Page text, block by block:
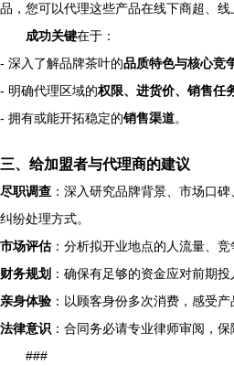
品，您可以代理这些产品在线下商超、线
成功关键在于：
- 深入了解品牌茶叶的品质特色与核心竞
- 明确代理区域的权限、进货价、销售任
- 拥有或能开拓稳定的销售渠道。
三、给加盟者与代理商的建议
尽职调查 ：深入研究品牌背景、市场口
纠纷处理方式。
市场评估：分析拟开业地点的人流量、竞
财务规划 ：确保有足够的资金应对前期
亲身体验 ：以顾客身份多次消费，感受产
法律意识 ：合同务必请专业律师审阅，保
###